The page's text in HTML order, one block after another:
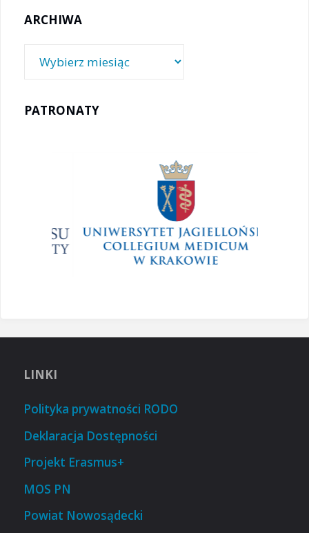
ARCHIWA
PATRONATY
LINKI
Polityka prywatności RODO
Deklaracja Dostępności
Projekt Erasmus+
MOS PN
Powiat Nowosądecki